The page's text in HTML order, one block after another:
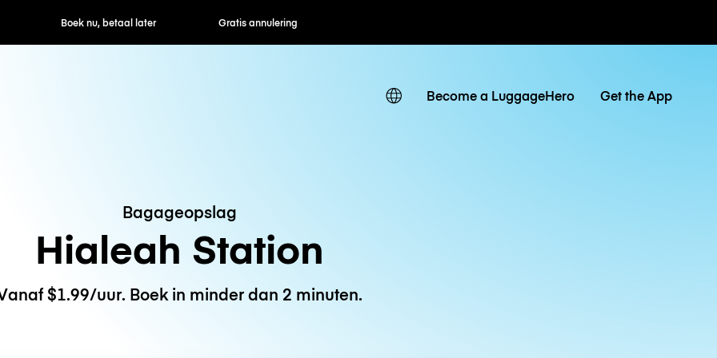
nu, betaal later Gratis annulering Uur- / dagtarieven
Become a LuggageHero Get the App
Bagageopslag
Hialeah Station
$1.99/uur. Boek in minder dan 2 minuten.